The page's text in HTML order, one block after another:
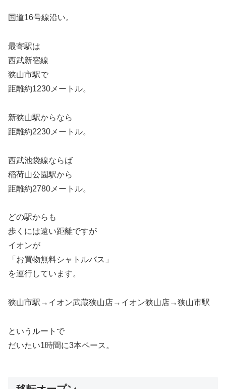
国道16号線沿い。
最寄駅は
西武新宿線
狭山市駅で
距離約1230メートル。
新狭山駅からなら
距離約2230メートル。
西武池袋線ならば
稲荷山公園駅から
距離約2780メートル。
どの駅からも
歩くには遠い距離ですが
イオンが
「お買物無料シャトルバス」
を運行しています。
狭山市駅→イオン武蔵狭山店→イオン狭山店→狭山市駅
というルートで
だいたい1時間に3本ペース。